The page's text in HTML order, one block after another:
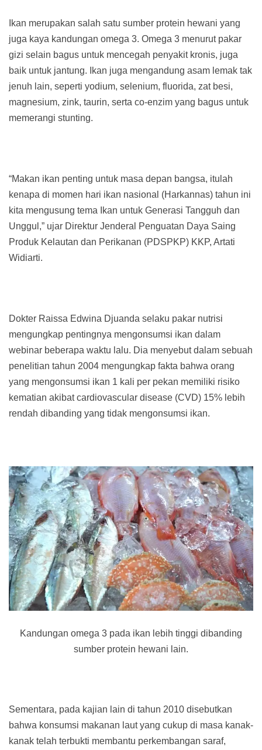
Ikan merupakan salah satu sumber protein hewani yang
juga kaya kandungan omega 3. Omega 3 menurut pakar
gizi selain bagus untuk mencegah penyakit kronis, juga
baik untuk jantung. Ikan juga mengandung asam lemak tak
jenuh lain, seperti yodium, selenium, fluorida, zat besi,
magnesium, zink, taurin, serta co-enzim yang bagus untuk
memerangi stunting.
“Makan ikan penting untuk masa depan bangsa, itulah
kenapa di momen hari ikan nasional (Harkannas) tahun ini
kita mengusung tema Ikan untuk Generasi Tangguh dan
Unggul,” ujar Direktur Jenderal Penguatan Daya Saing
Produk Kelautan dan Perikanan (PDSPKP) KKP, Artati
Widiarti.
Dokter Raissa Edwina Djuanda selaku pakar nutrisi
mengungkap pentingnya mengonsumsi ikan dalam
webinar beberapa waktu lalu. Dia menyebut dalam sebuah
penelitian tahun 2004 mengungkap fakta bahwa orang
yang mengonsumsi ikan 1 kali per pekan memiliki risiko
kematian akibat cardiovascular disease (CVD) 15% lebih
rendah dibanding yang tidak mengonsumsi ikan.
Kandungan omega 3 pada ikan lebih tinggi dibanding
sumber protein hewani lain.
Sementara, pada kajian lain di tahun 2010 disebutkan
bahwa konsumsi makanan laut yang cukup di masa kanak-
kanak telah terbukti membantu perkembangan saraf,